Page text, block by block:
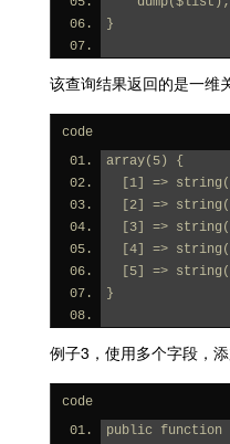
}
该查询结果返回的是一维
code
array(5) {
[1] =>
[2] =>
[3] =>
[4] =>
[5] =>
}
例子3，使用多个字段，
code
public